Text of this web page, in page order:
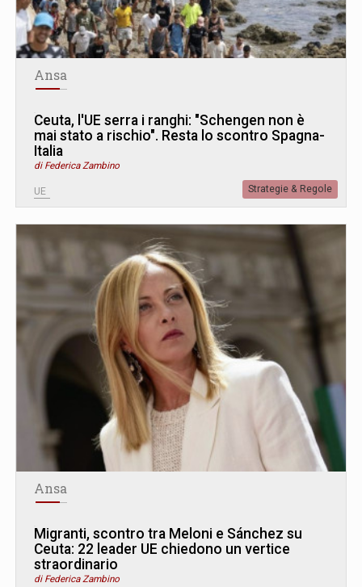
Ansa
Ceuta, l'UE serra i ranghi: "Schengen non è
mai stato a rischio". Resta lo scontro Spagna-
Italia
di Federica Zambino
UE Strategie & Regole
Ansa
Migranti, scontro tra Meloni e Sánchez su
Ceuta: 22 leader UE chiedono un vertice
straordinario
di Federica Zambino